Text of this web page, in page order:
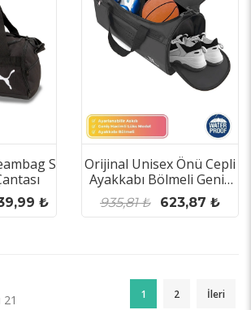
S
₺
Orijinal Unisex Önü Cepli
Ayakkabı Bölmeli Geniş
Hacimli Seyahat
Antrenman Gym Fitness
935,81 ₺ 623,87 ₺
21 1 2 İleri